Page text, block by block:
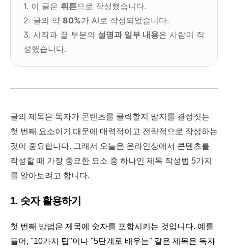
1. 이 글은 뤼튼으로 작성했습니다.
2. 글의 약 80%가 AI로 작성되었습니다.
3. 시작과 끝 부분의 설명과 일부 내용은 사람이 작
성했습니다.
글의 제목은 독자가 콘텐츠를 클릭할지 말지를 결정짓는
첫 번째 요소이기 때문에 매력적이고 전략적으로 작성하는
것이 중요합니다. 그래서 오늘은 온라인상에서 콘텐츠를
작성할 때 가장 중요한 요소 중 하나인 제목 작성법 5가지
를 알아보려고 합니다.
1. 숫자 활용하기
첫 번째 방법은 제목에 숫자를 포함시키는 것입니다. 예를
들어, "10가지 팁"이나 "5단계로 배우는" 같은 제목은 독자